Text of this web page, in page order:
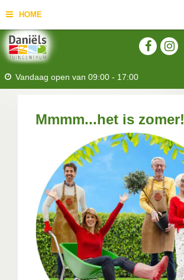
HOME
Vandaag open van 09:00 - 17:00
Mmmm...het is zomer!